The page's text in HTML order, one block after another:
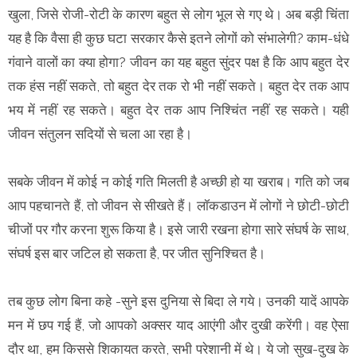
खुला, जिसे रोजी-रोटी के कारण बहुत से लोग भूल से गए थे। अब बड़ी चिंता
यह है कि वैसा ही कुछ घटा सरकार कैसे इतने लोगों को संभालेगी? काम-धंधे
गंवाने वालों का क्या होगा? जीवन का यह बहुत सुंदर पक्ष है कि आप बहुत देर
तक हंस नहीं सकते, तो बहुत देर तक रो भी नहीं सकते। बहुत देर तक आप
भय में नहीं रह सकते। बहुत देर तक आप निश्चिंत नहीं रह सकते। यही
जीवन संतुलन सदियों से चला आ रहा है।
सबके जीवन में कोई न कोई गति मिलती है अच्छी हो या खराब। गति को जब
आप पहचानते हैं, तो जीवन से सीखते हैं। लॉकडाउन में लोगों ने छोटी-छोटी
चीजों पर गौर करना शुरू किया है। इसे जारी रखना होगा सारे संघर्ष के साथ,
संघर्ष इस बार जटिल हो सकता है, पर जीत सुनिश्चित है।
तब कुछ लोग बिना कहे -सुने इस दुनिया से बिदा ले गये। उनकी यादें आपके
मन में छप गई हैं, जो आपको अक्सर याद आएंगी और दुखी करेंगी। वह ऐसा
दौर था, हम किससे शिकायत करते, सभी परेशानी में थे। ये जो सुख-दुख के